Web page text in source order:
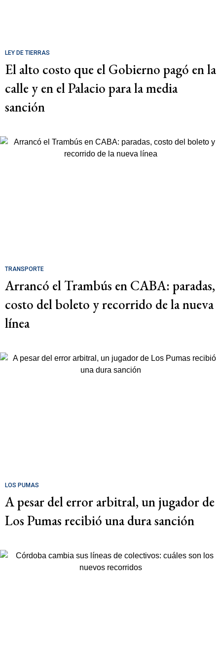
LEY DE TIERRAS
El alto costo que el Gobierno pagó en la
calle y en el Palacio para la media
sanción
TRANSPORTE
Arrancó el Trambús en CABA: paradas,
costo del boleto y recorrido de la nueva
línea
LOS PUMAS
A pesar del error arbitral, un jugador de
Los Pumas recibió una dura sanción